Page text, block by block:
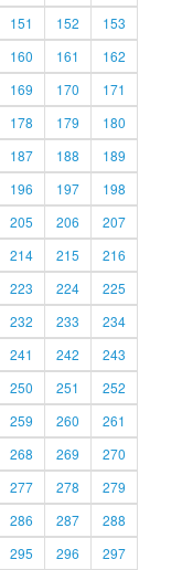
151 152
153
160 161
162
169 170
171
178 179
180
187 188
189
196 197
198
205 206
207
214 215
216
223 224
225
232 233
234
241 242
243
250 251
252
259 260
261
268 269
270
277 278
279
286 287
288
295 296 297